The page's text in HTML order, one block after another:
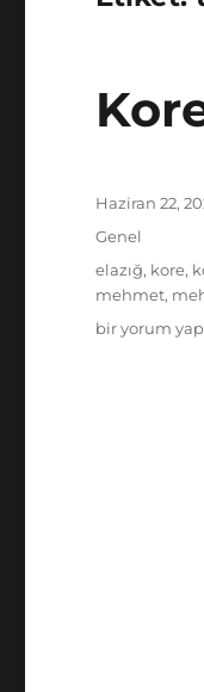
Yayın
Haziran 22,
Kategoriler
Genel
Etiketler
elazığ, kore,
mehmet,
Koreli
bir yorum